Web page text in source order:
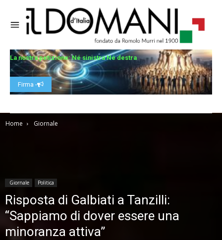
La nostra petizione: Né sinistra Né destra
Firma -
Home Giornale
Giornale Politica
Risposta di Galbiati a Tanzilli:
“Sappiamo di dover essere una
minoranza attiva”